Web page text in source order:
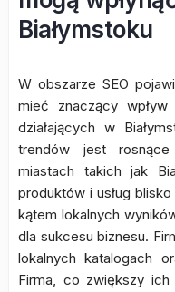
Białymstoku
W obszarze SEO
mieć znaczący
działających w
trendów jest
miastach takich jak
produktów i usług
kątem lokalnych
dla sukcesu biznesu.
lokalnych katalogach
Firma, co zwiększy